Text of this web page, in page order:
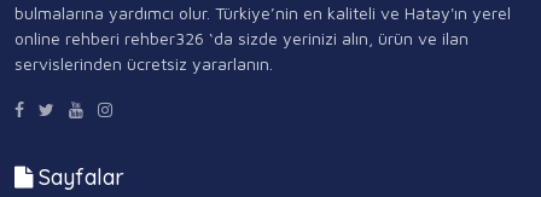
bulmalarına yardımcı olur. Türkiye’nin en kaliteli ve Hatay'ın yerel
online rehberi rehber326 ‘da sizde yerinizi alın, ürün ve ilan
servislerinden ücretsiz yararlanın.
Sayfalar